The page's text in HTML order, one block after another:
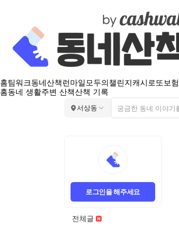
홈팀워크동네산책 런마일모두의챌린지캐시로또보험
홈동네 생활주변 산책산책 기록
서상동
로그인을 해주세요
전체글